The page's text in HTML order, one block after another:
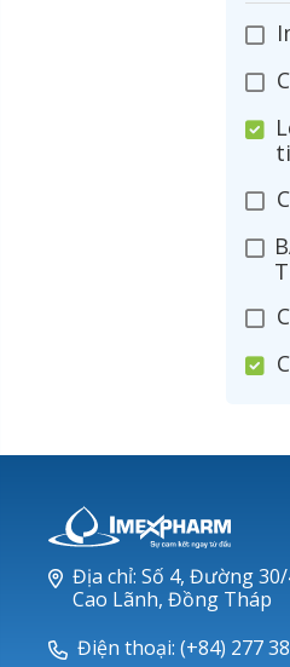
Địa chỉ: Số 4, Đường
Cao Lãnh, Đồng Tháp
Điện thoại: (+84) 277